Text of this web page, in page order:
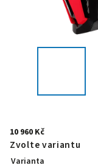
10 960 Kč
Zvolte variantu
Varianta